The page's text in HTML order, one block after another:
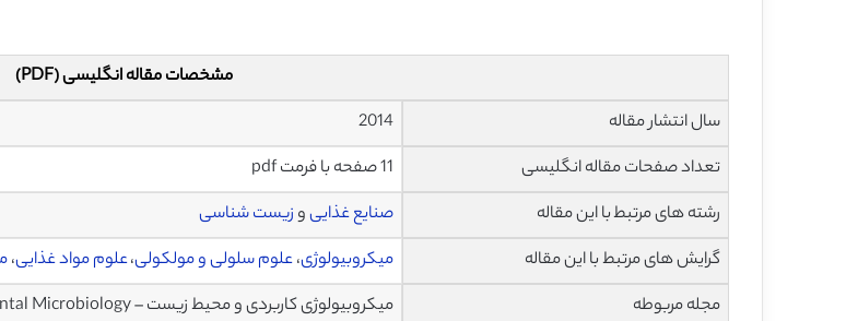
مشخصات مقاله انگلیسی (PDF)
سال انتشار مقاله
2014
تعداد صفحات مقاله انگلیسی
11 صفحه با فرمت pdf
رشته های مرتبط با این مقاله
صنایع غذاییوزیست شناسی
گرایش های مرتبط با این مقاله
میکروبیولوژی،علوم سلولی و مولکولی،علوم مواد غذایی،
مجله مربوطه
میکروبیولوژی کاربردی و محیط زیست – Applied and Environmental Microbiology